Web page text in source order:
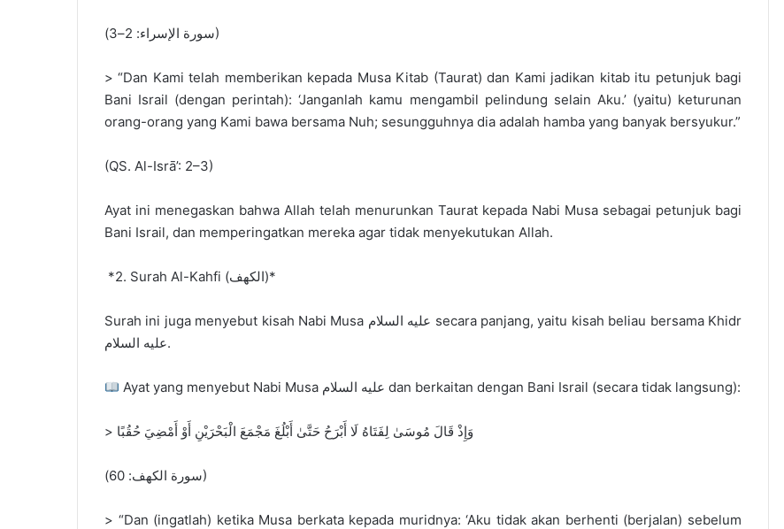
(سورة الإسراء: 2–3)
> “Dan Kami telah memberikan kepada Musa Kitab (Taurat) dan Kami jadikan kitab itu petunjuk bagi
Bani Israil (dengan perintah): ‘Janganlah kamu mengambil pelindung selain Aku.’ (yaitu) keturunan
orang-orang yang Kami bawa bersama Nuh; sesungguhnya dia adalah hamba yang banyak bersyukur.”
(QS. Al-Isrā’: 2–3)
Ayat ini menegaskan bahwa Allah telah menurunkan Taurat kepada Nabi Musa sebagai petunjuk bagi
Bani Israil, dan memperingatkan mereka agar tidak menyekutukan Allah.
*2. Surah Al-Kahfi (الكهف)*
Surah ini juga menyebut kisah Nabi Musa عليه السلام secara panjang, yaitu kisah beliau bersama Khidr
عليه السلام.
Ayat yang menyebut Nabi Musa عليه السلام dan berkaitan dengan Bani Israil (secara tidak langsung):
> وَإِذْ قَالَ مُوسَىٰ لِفَتَاهُ لَا أَبْرَحُ حَتَّىٰ أَبْلُغَ مَجْمَعَ الْبَحْرَيْنِ أَوْ أَمْضِيَ حُقُبًا
(سورة الكهف: 60)
> “Dan (ingatlah) ketika Musa berkata kepada muridnya: ‘Aku tidak akan berhenti (berjalan) sebelum